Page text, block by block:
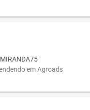
em Agroads